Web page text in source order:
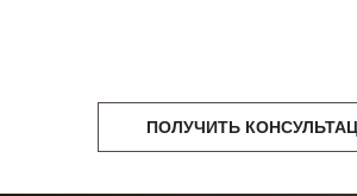
ПОЛУЧИТЬ